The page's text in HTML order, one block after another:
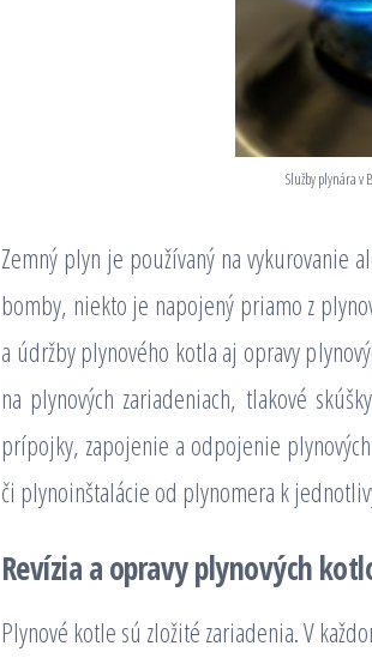
Služby plynára v
Zemný plyn je používaný na vykurovanie
bomby, niekto je napojený priamo z
a údržby plynového kotla aj opravy
na plynových zariadeniach, tlakové
prípojky, zapojenie a odpojenie
či plynoinštalácie od plynomera k
Revízia a opravy plynových
Plynové kotle sú zložité zariadenia. V